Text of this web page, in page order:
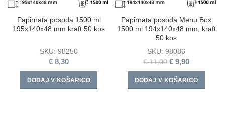
Papirnata posoda 1500 ml
195х140х48 mm kraft 50 kos
SKU: 98250
€ 8,30
DODAJ V KOŠARICO
Papirnata posoda Menu Box
1500 ml 194x140x48 mm, kraft
50 kos
SKU: 98086
€11,00 € 9,90
DODAJ V KOŠARICO